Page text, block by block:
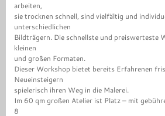
arbeiten,
sie trocknen schnell, sind vielfältig und
unterschiedlichen
Bildträgern. Die schnellste und preiswerteste
kleinen
und großen Formaten.
Dieser Workshop bietet bereits Erfahrenen
Neueinsteigern
spielerisch ihren Weg in die Malerei.
Im 60 qm großen Atelier ist Platz – mit
8